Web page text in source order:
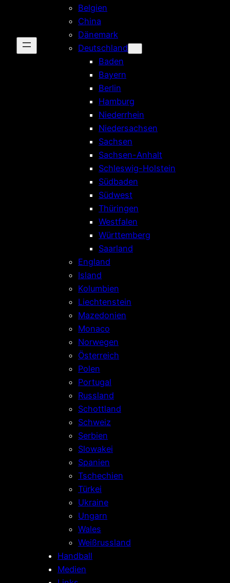
Belgien
China
Dänemark
Deutschland
Baden
Bayern
Berlin
Hamburg
Niederrhein
Niedersachsen
Sachsen
Sachsen-Anhalt
Schleswig-Holstein
Südbaden
Südwest
Thüringen
Westfalen
Württemberg
Saarland
England
Island
Kolumbien
Liechtenstein
Mazedonien
Monaco
Norwegen
Österreich
Polen
Portugal
Russland
Schottland
Schweiz
Serbien
Slowakei
Spanien
Tschechien
Türkei
Ukraine
Ungarn
Wales
Weißrussland
Handball
Medien